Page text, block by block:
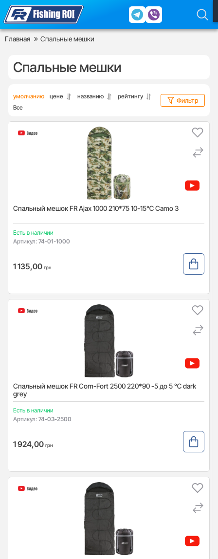
Главная Спальные мешки
Спальные мешки
умолчанию цене названию
рейтингу
Все
Фильтр
Спальный мешок FR Ajax 1000 210*75 10-15℃ Camo 3
Есть в наличии
Артикул: 74-01-1000
1 135,00 грн
Спальный мешок FR Com-Fort 2500 220*90 -5 до 5 ℃ dark
grey
Есть в наличии
Артикул: 74-03-2500
1 924,00 грн